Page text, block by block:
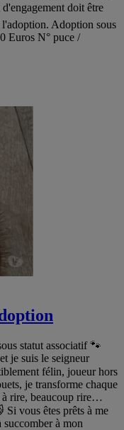
doit être
Adoption sous
Euros N° puce /
statut associatif 🐾
je suis le seigneur
félin, joueur hors
je transforme chaque
à rire, beaucoup rire…
Si vous êtes prêts à me
succomber à mon